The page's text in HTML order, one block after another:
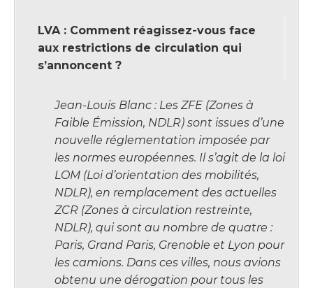
LVA : Comment réagissez-vous face
aux restrictions de circulation qui
s’annoncent ?
Jean-Louis Blanc : Les ZFE (Zones à
Faible Émission, NDLR) sont issues d’une
nouvelle réglementation imposée par
les normes européennes. Il s’agit de la loi
LOM (Loi d’orientation des mobilités,
NDLR), en remplacement des actuelles
ZCR (Zones à circulation restreinte,
NDLR), qui sont au nombre de quatre :
Paris, Grand Paris, Grenoble et Lyon pour
les camions. Dans ces villes, nous avions
obtenu une dérogation pour tous les